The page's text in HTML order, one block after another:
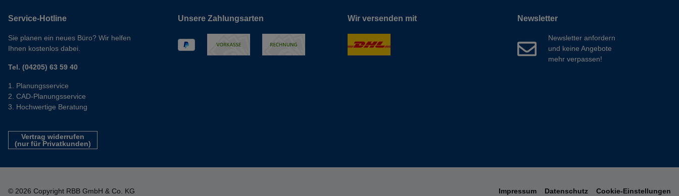
Service-Hotline
Sie planen ein neues Büro? Wir helfen
Ihnen kostenlos dabei.
Tel. (04205) 63 59 40
Planungsservice
CAD-Planungsservice
Hochwertige Beratung
Vertrag widerrufen
(nur für Privatkunden)
Unsere Zahlungsarten Wir versenden mit Newsletter
Newsletter anfordern
und keine Angebote
mehr verpassen!
© 2026 Copyright RBB GmbH & Co. KG Impressum Datenschutz Cookie-Einstellungen